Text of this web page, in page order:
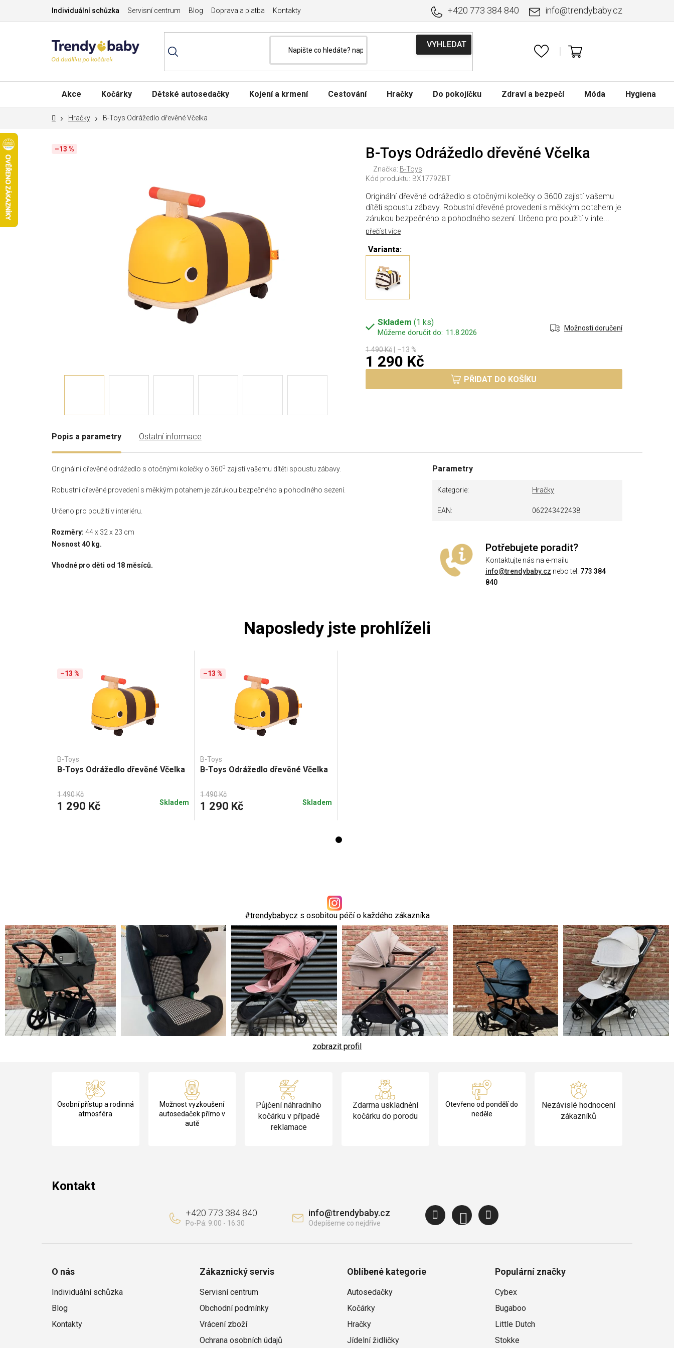
Individuální schůzka Servisní centrum Blog Doprava a platba Kontakty info@trendybaby.cz
+420 773 384 840
KOŠÍK
Akce Kočárky Dětské autosedačky Kojení a krmení Cestování Hračky Do pokojíčku Zdraví a bezpečí Móda Hygiena
DomůHračky B-Toys Odrážedlo dřevěné Včelka
B-Toys Odrážedlo dřevěné Včelka
Značka: B-Toys
Kód produktu: BX1779ZBT
Varianta:
Originální dřevěné odrážedlo s otočnými kolečky o 3600 zajistí vašemu
dítěti spoustu zábavy. Robustní dřevěné provedení s měkkým potahem je
zárukou bezpečného a pohodlného sezení. Určeno pro použití v inte...
přečíst více
Skladem (1 ks)
11.8.2026 Možnosti doručení
1 490 Kč –13 %
1 290 Kč
PŘIDAT DO KOŠÍKU
–13 %
Popis a parametry Ostatní informace
Originální dřevěné odrážedlo s otočnými kolečky o 3600 zajistí vašemu dítěti spoustu zábavy.
Robustní dřevěné provedení s měkkým potahem je zárukou bezpečného a pohodlného sezení.
Určeno pro použití v interiéru.
Rozměry: 44 x 32 x 23 cm
Nosnost 40 kg.
Vhodné pro děti od 18 měsíců.
Parametry
Kategorie Hračky
EAN 062243422438
Potřebujete poradit?
Kontaktujte nás na e-mailu
info@trendybaby.cz nebo tel. 773 384
840
Naposledy jste prohlíželi
–13 %
B-Toys
B-Toys Odrážedlo dřevěné Včelka
1 490 Kč
1 290 Kč Skladem
–13 %
B-Toys
B-Toys Odrážedlo dřevěné Včelka
1 490 Kč
1 290 Kč Skladem
#trendybabycz s osobitou péčí o každého zákazníka
zobrazit profil
Osobní přístup a rodinná
atmosféra
Možnost vyzkoušení
autosedaček přímo v
autě
Půjčení náhradního
kočárku v případě
reklamace
Zdarma uskladnění
kočárku do porodu
Otevřeno od pondělí do
neděle
Nezávislé hodnocení
zákazníků
Kontakt
info@trendybaby.cz
+420 773 384 840
O nás
Individuální schůzka
Blog
Kontakty
Zákaznický servis
Servisní centrum
Obchodní podmínky
Vrácení zboží
Ochrana osobních údajů
Oblíbené kategorie
Autosedačky
Kočárky
Hračky
Jídelní židličky
Populární značky
Cybex
Bugaboo
Little Dutch
Stokke